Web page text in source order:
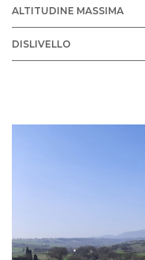
ALTITUDINE MASSIMA
DISLIVELLO